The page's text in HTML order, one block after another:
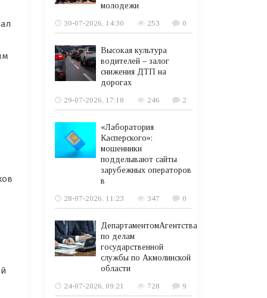
молодежи
30-07-2026, 14:30
253 0
Высокая культура
водителей – залог
снижения ДТП на
дорогах
29-07-2026, 17:18
246 2
«Лаборатория
Касперского»:
мошенники
подделывают сайты
зарубежных операторов
в
28-07-2026, 11:23
347 0
ДепартаментомАгентства
по делам
государственной
службы по Акмолинской
области
24-07-2026, 09:21
728 9